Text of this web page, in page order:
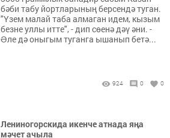
бәби табу йортларының берсендә туган.
"Үзем малай таба алмаган идем, кызым
безне уллы итте", - дип сөенә дәү әни. -
Əле дә оныгым туганга ышанып бетә...
924 0 0
Лениногорскида икенче атнада яңа
мәчет ачыла